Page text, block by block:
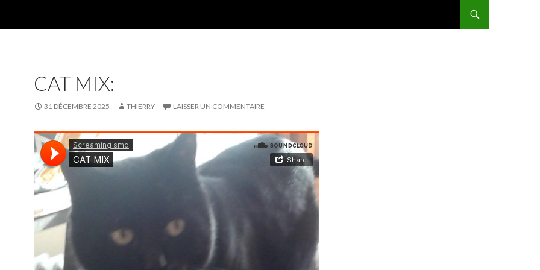
CAT MIX:
31 DÉCEMBRE 2025 THIERRY LAISSER UN COMMENTAIRE